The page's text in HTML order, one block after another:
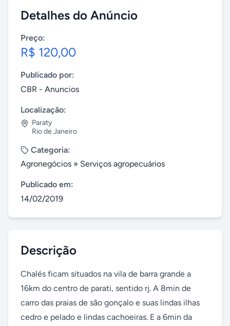
Detalhes do Anúncio
Preço:
R$ 120,00
Publicado por:
CBR - Anuncios
Localização:
Paraty
Rio de Janeiro
Categoria:
Agronegócios » Serviços agropecuários
Publicado em:
14/02/2019
Descrição
Chalés ficam situados na vila de barra grande a
16km do centro de parati, sentido rj. A 8min de
carro das praias de são gonçalo e suas lindas ilhas
cedro e pelado e lindas cachoeiras. E a 6min da